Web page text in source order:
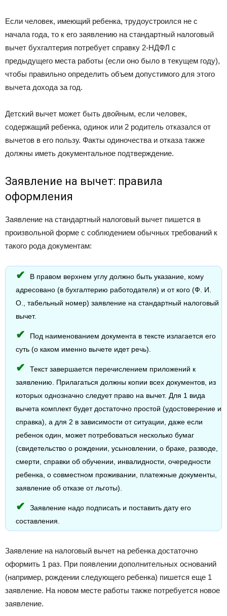
Если человек, имеющий ребенка, трудоустроился не с
начала года, то к его заявлению на стандартный налоговый
вычет бухгалтерия потребует справку 2-НДФЛ с
предыдущего места работы (если оно было в текущем году),
чтобы правильно определить объем допустимого для этого
вычета дохода за год.
Детский вычет может быть двойным, если человек,
содержащий ребенка, одинок или 2 родитель отказался от
вычетов в его пользу. Факты одиночества и отказа также
должны иметь документальное подтверждение.
Заявление на вычет: правила
оформления
Заявление на стандартный налоговый вычет пишется в
произвольной форме с соблюдением обычных требований к
такого рода документам:
В правом верхнем углу должно быть указание, кому
адресовано (в бухгалтерию работодателя) и от кого (Ф. И.
О., табельный номер) заявление на стандартный налоговый
вычет.
Под наименованием документа в тексте излагается его
суть (о каком именно вычете идет речь).
Текст завершается перечислением приложений к
заявлению. Прилагаться должны копии всех документов, из
которых однозначно следует право на вычет. Для 1 вида
вычета комплект будет достаточно простой (удостоверение и
справка), а для 2 в зависимости от ситуации, даже если
ребенок один, может потребоваться несколько бумаг
(свидетельство о рождении, усыновлении, о браке, разводе,
смерти, справки об обучении, инвалидности, очередности
ребенка, о совместном проживании, платежные документы,
заявление об отказе от льготы).
Заявление надо подписать и поставить дату его
составления.
Заявление на налоговый вычет на ребенка достаточно
оформить 1 раз. При появлении дополнительных оснований
(например, рождении следующего ребенка) пишется еще 1
заявление. На новом месте работы также потребуется новое
заявление.